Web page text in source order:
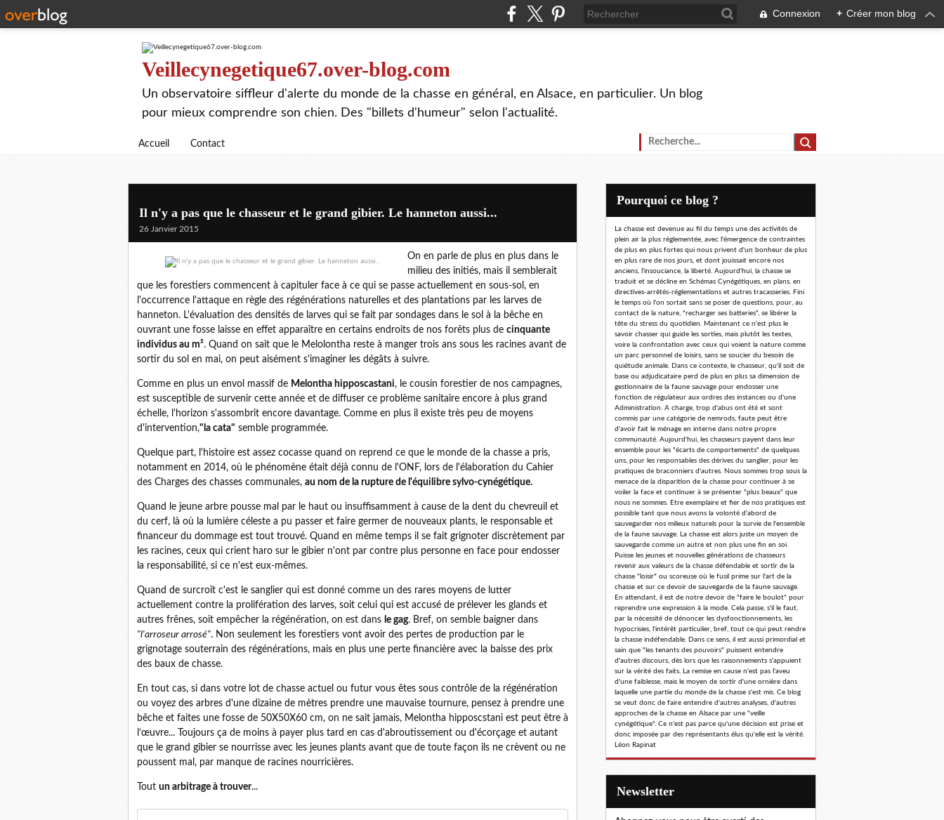
Connexion + Créer mon blog
Veillecynegetique67.over-blog.com
Un observatoire siffleur d'alerte du monde de la chasse en général, en Alsace, en particulier. Un blog
pour mieux comprendre son chien. Des "billets d'humeur" selon l'actualité.
Accueil Contact
Il n'y a pas que le chasseur et le grand gibier. Le hanneton aussi...
26 Janvier 2015
On en parle de plus en plus dans le
milieu des initiés, mais il semblerait
que les forestiers commencent à capituler face à ce qui se passe actuellement en sous-sol, en
l'occurrence l'attaque en règle des régénérations naturelles et des plantations par les larves de
hanneton. L'évaluation des densités de larves qui se fait par sondages dans le sol à la bêche en
ouvrant une fosse laisse en effet apparaître en certains endroits de nos forêts plus de cinquante
individus au m². Quand on sait que le Melolontha reste à manger trois ans sous les racines avant de
sortir du sol en mai, on peut aisément s'imaginer les dégâts à suivre.
Comme en plus un envol massif de Melontha hipposcastani, le cousin forestier de nos campagnes,
est susceptible de survenir cette année et de diffuser ce problème sanitaire encore à plus grand
échelle, l'horizon s'assombrit encore davantage. Comme en plus il existe très peu de moyens
d'intervention,"la cata" semble programmée.
Quelque part, l'histoire est assez cocasse quand on reprend ce que le monde de la chasse a pris,
notamment en 2014, où le phénomène était déjà connu de l'ONF, lors de l'élaboration du Cahier
des Charges des chasses communales, au nom de la rupture de l'équilibre sylvo-cynégétique.
Quand le jeune arbre pousse mal par le haut ou insuffisamment à cause de la dent du chevreuil et
du cerf, là où la lumière céleste a pu passer et faire germer de nouveaux plants, le responsable et
financeur du dommage est tout trouvé. Quand en même temps il se fait grignoter discrètement par
les racines, ceux qui crient haro sur le gibier n'ont par contre plus personne en face pour endosser
la responsabilité, si ce n'est eux-mêmes.
Quand de surcroît c'est le sanglier qui est donné comme un des rares moyens de lutter
actuellement contre la prolifération des larves, soit celui qui est accusé de prélever les glands et
autres frênes, soit empêcher la régénération, on est dans le gag. Bref, on semble baigner dans
"l'arroseur arrosé". Non seulement les forestiers vont avoir des pertes de production par le
grignotage souterrain des régénérations, mais en plus une perte financière avec la baisse des prix
des baux de chasse.
En tout cas, si dans votre lot de chasse actuel ou futur vous êtes sous contrôle de la régénération
ou voyez des arbres d'une dizaine de mètres prendre une mauvaise tournure, pensez à prendre une
bêche et faites une fosse de 50X50X60 cm, on ne sait jamais, Melontha hipposcstani est peut être à
l’œuvre... Toujours ça de moins à payer plus tard en cas d'abroutissement ou d'écorçage et autant
que le grand gibier se nourrisse avec les jeunes plants avant que de toute façon ils ne crèvent ou ne
poussent mal, par manque de racines nourricières.
Tout un arbitrage à trouver...
Pourquoi ce blog ?
La chasse est devenue au fil du temps une des activités de
plein air la plus réglementée, avec l'émergence de contraintes
de plus en plus fortes qui nous privent d'un bonheur de plus
en plus rare de nos jours, et dont jouissait encore nos
anciens, l'insouciance, la liberté. Aujourd'hui, la chasse se
traduit et se décline en Schémas Cynégétiques, en plans, en
directives-arrêtés-réglementations et autres tracasseries. Fini
le temps où l'on sortait sans se poser de questions, pour, au
contact de la nature, "recharger ses batteries", se libérer la
tête du stress du quotidien. Maintenant ce n'est plus le
savoir chasser qui guide les sorties, mais plutôt les textes,
voire la confrontation avec ceux qui voient la nature comme
un parc personnel de loisirs, sans se soucier du besoin de
quiétude animale. Dans ce contexte, le chasseur, qu'il soit de
base ou adjudicataire perd de plus en plus sa dimension de
gestionnaire de la faune sauvage pour endosser une
fonction de régulateur aux ordres des instances ou d'une
Administration. A charge, trop d'abus ont été et sont
commis par une catégorie de nemrods, faute peut être
d'avoir fait le ménage en interne dans notre propre
communauté. Aujourd'hui, les chasseurs payent dans leur
ensemble pour les "écarts de comportements" de quelques
uns, pour les responsables des dérives du sanglier, pour les
pratiques de braconniers d'autres. Nous sommes trop sous la
menace de la disparition de la chasse pour continuer à se
voiler la face et continuer à se présenter "plus beaux" que
nous ne sommes. Etre exemplaire et fier de nos pratiques est
possible tant que nous avons la volonté d'abord de
sauvegarder nos milieux naturels pour la survie de l'ensemble
de la faune sauvage. La chasse est alors juste un moyen de
sauvegarde comme un autre et non plus une fin en soi.
Puisse les jeunes et nouvelles générations de chasseurs
revenir aux valeurs de la chasse défendable et sortir de la
chasse "loisir" ou scoreuse où le fusil prime sur l'art de la
chasse et sur ce devoir de sauvegarde de la faune sauvage.
En attendant, il est de notre devoir de "faire le boulot" pour
reprendre une expression à la mode. Cela passe, s'il le faut,
par la nécessité de dénoncer les dysfonctionnements, les
hypocrisies, l'intérêt particulier, bref, tout ce qui peut rendre
la chasse indéfendable. Dans ce sens, il est aussi primordial et
sain que "les tenants des pouvoirs" puissent entendre
d'autres discours, dès lors que les raisonnements s'appuient
sur la vérité des faits. La remise en cause n'est pas l'aveu
d'une faiblesse, mais le moyen de sortir d'une ornière dans
laquelle une partie du monde de la chasse s'est mis. Ce blog
se veut donc de faire entendre d'autres analyses, d'autres
approches de la chasse en Alsace par une "veille
cynégétique". Ce n'est pas parce qu'une décision est prise et
donc imposée par des représentants élus qu'elle est la vérité.
Léon Rapinat
Newsletter